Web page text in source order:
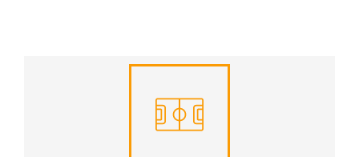
Complexes sportifs
extérieurs